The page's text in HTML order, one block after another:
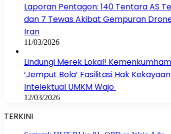
Laporan Pentagon: 140 Tentara AS
dan 7 Tewas Akibat Gempuran
Iran
11/03/2026
Lindungi Merek Lokal!
‘Jemput Bola’ Fasilitasi Hak Kekayaan
Intelektual UMKM Wajo
12/03/2026
TERKINI